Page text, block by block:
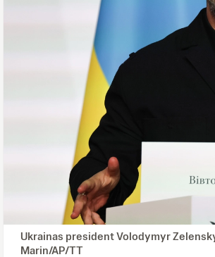
Ukrainas president Volodymyr
Marin/AP/TT